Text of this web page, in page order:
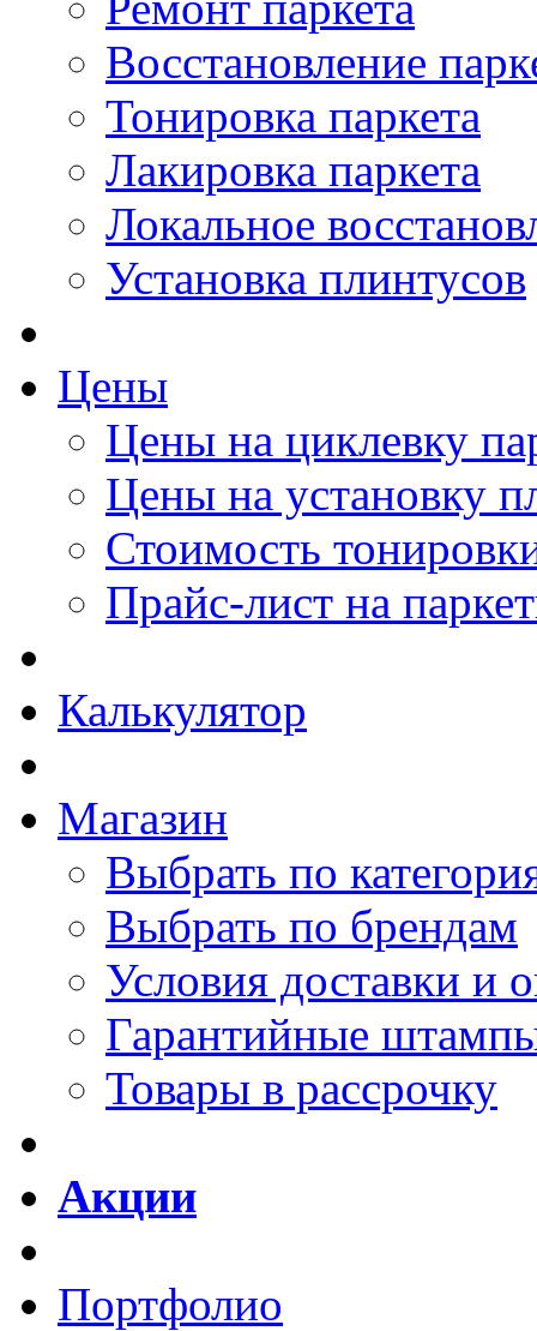
Восстановление
Тонировка паркета
Лакировка паркета
Локальное
Установка плинтусов
Цены
Цены на циклевку
Цены на установку
Стоимость
Прайс-лист на
Калькулятор
Магазин
Выбрать по
Выбрать по брендам
Условия доставки и
Гарантийные
Товары в рассрочку
Акции
Портфолио